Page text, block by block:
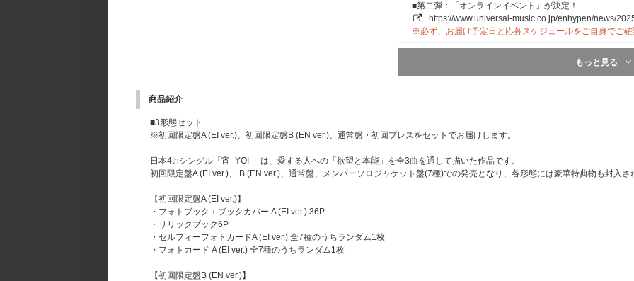
■第二弾：「オンラインイベント」が決定！
https://www.universal-music.co.jp/enhypen/news/
※必ず、お届け予定日と応募スケジュールをご自身でご
【ENHYPEN 日本4th シングル 「宵 -YOI-」来日記念ラッキ
来日記念ラッキードロー対象商品を期間内にご予約・ご購入
★UNIVERSAL MUSIC STORE：メンバー別セルフィーフォ
もっと見る
商品紹介
■3形態セット
※初回限定盤A (EI ver.)、初回限定盤B (EN ver.)、通常盤・初回プレスをセットでお届けします。
日本4thシングル「宵 -YOI-」は、愛する人への「欲望と本能」を全3曲を通して描いた作品です。
初回限定盤A (EI ver.)、 B (EN ver.)、通常盤、メンバーソロジャケット盤(7種)での発売となり、各形態には豪華特典物も封入さ
【初回限定盤A (EI ver.)】
・フォトブック＋ブックカバー A (EI ver.) 36P
・リリックブック6P
・セルフィーフォトカードA (EI ver.) 全7種のうちランダム1枚
・フォトカード A (EI ver.) 全7種のうちランダム1枚
【初回限定盤B (EN ver.)】